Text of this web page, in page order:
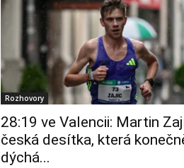
Rozhovory
28:19 ve Valencii: Martin
česká desítka, která
dýchá...